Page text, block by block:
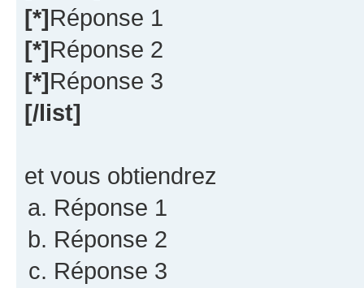
[*]Réponse 1
[*]Réponse 2
[*]Réponse 3
[/list]
et vous obtiendrez
Réponse 1
Réponse 2
Réponse 3